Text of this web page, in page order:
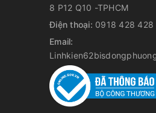
8 P12 Q10 -TPHCM
Điện thoại: 0918 428 428
Email: